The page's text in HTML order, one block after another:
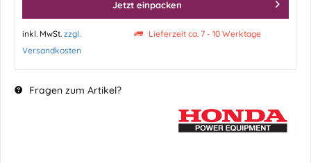
Jetzt einpacken
inkl. MwSt. zzgl.
Versandkosten
Lieferzeit ca. 7 - 10 Werktage
Fragen zum Artikel?